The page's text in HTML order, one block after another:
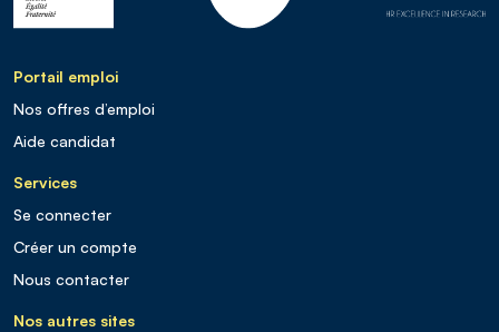
Portail emploi
Nos offres d’emploi
Aide candidat
Services
Se connecter
Créer un compte
Nous contacter
Nos autres sites